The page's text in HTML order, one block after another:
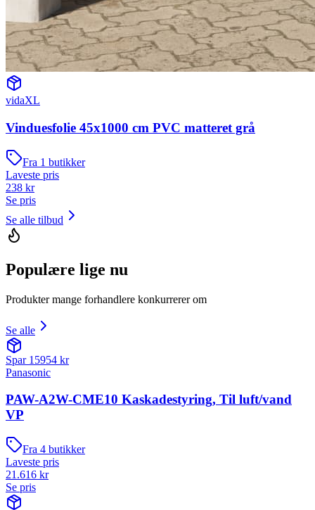
vidaXL
Vinduesfolie 45x1000 cm PVC matteret grå
Fra 1 butikker
Laveste pris
238 kr
Se pris
Se alle tilbud
Populære lige nu
Produkter mange forhandlere konkurrerer om
Se alle
Spar 15954 kr
Panasonic
PAW-A2W-CME10 Kaskadestyring, Til luft/vand
VP
Fra 4 butikker
Laveste pris
21.616 kr
Se pris